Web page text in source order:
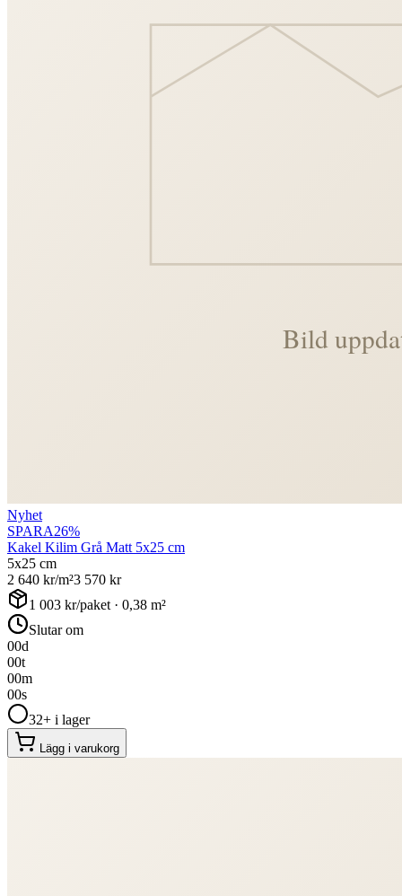
Nyhet
SPARA26%
Kakel Kilim Grå Matt 5x25 cm
5x25 cm
2 640 kr/m²3 570 kr
1 003 kr/paket · 0,38 m²
Slutar om
00d
00t
00m
00s
32+ i lager
Lägg i varukorg